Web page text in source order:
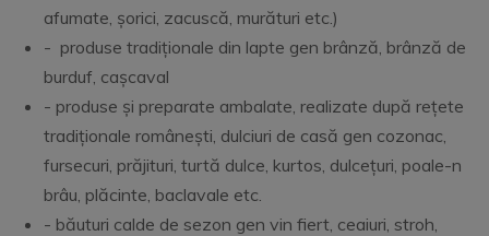
afumate, șorici, zacuscă, murături etc.)
- produse tradiționale din lapte gen brânză, brânză de
burduf, cașcaval
- produse și preparate ambalate, realizate după rețete
tradiționale românești, dulciuri de casă gen cozonac,
fursecuri, prăjituri, turtă dulce, kurtos, dulcețuri, poale-n
brâu, plăcinte, baclavale etc.
- băuturi calde de sezon gen vin fiert, ceaiuri, stroh,